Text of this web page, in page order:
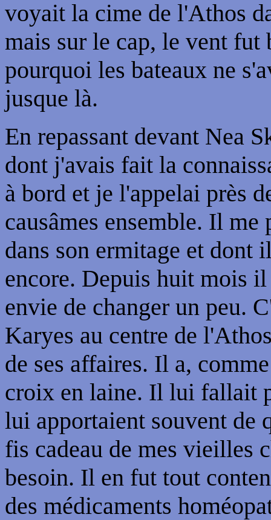
voyait la cime de l'Athos
mais sur le cap, le vent
pourquoi les bateaux ne
jusque là.
En repassant devant Nea
dont j'avais fait la
à bord et je l'appelai près
causâmes ensemble. Il
dans son ermitage et dont
encore. Depuis huit mois
envie de changer un peu.
Karyes au centre de
de ses affaires. Il a,
croix en laine. Il lui fallait
lui apportaient souvent de
fis cadeau de mes vieilles
besoin. Il en fut tout
des médicaments